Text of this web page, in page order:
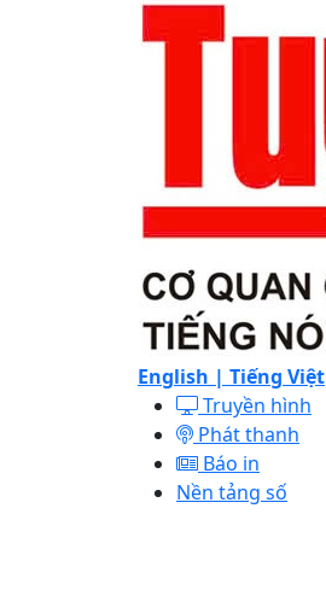
English | Tiếng Việt
Truyền hình
Phát thanh
Báo in
Nền tảng số